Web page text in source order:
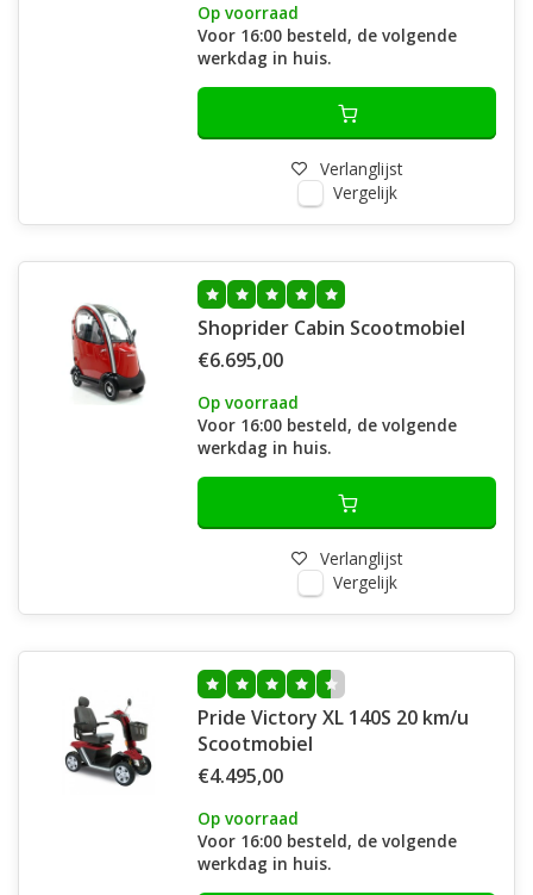
Op voorraad
Voor 16:00 besteld, de volgende
werkdag in huis.
Verlanglijst
Vergelijk
Shoprider Cabin Scootmobiel
€6.695,00
Op voorraad
Voor 16:00 besteld, de volgende
werkdag in huis.
Verlanglijst
Vergelijk
Pride Victory XL 140S 20 km/u
Scootmobiel
€4.495,00
Op voorraad
Voor 16:00 besteld, de volgende
werkdag in huis.